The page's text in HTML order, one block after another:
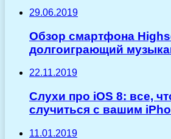
29.06.2019
Обзор смартфона
долгоиграющий
22.11.2019
Слухи про iOS 8: все,
случиться с вашим
11.01.2019